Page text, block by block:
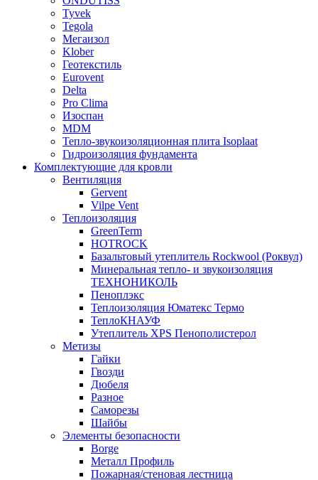
Tyvek
Tegola
Мегаизол
Klober
Геотекстиль
Eurovent
Delta
Pro Clima
Изоспан
MDM
Тепло-звукоизоляционная плита Isoplaat
Гидроизоляция фундамента
Комплектующие для кровли
Вентиляция
Gervent
Vilpe Vent
Теплоизоляция
GreenTerm
HOTROCK
Базальтовый утеплитель Rockwool (Роквул)
Минеральная тепло- и звукоизоляция
ТЕХНОНИКОЛЬ
Пеноплэкс
Теплоизоляция Юматекс Термо
ТеплоКНАУФ
Утеплитель XPS Пенополистерол
Метизы
Гайки
Гвозди
Дюбеля
Разное
Саморезы
Шайбы
Элементы безопасности
Borge
Металл Профиль
Пожарная/стеновая лестница